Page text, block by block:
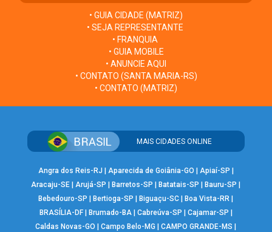
• GUIA CIDADE (MATRIZ)
• SEJA REPRESENTANTE
• FRANQUIA
• GUIA MOBILE
• ANUNCIE AQUI
• CONTATO (SANTA MARIA-RS)
• CONTATO (MATRIZ)
MAIS CIDADES ONLINE
Angra dos Reis-RJ Aparecida de Goiânia-GO Apiaí-SP
Aracaju-SE |Arujá-SP Barretos-SP Batatais-SP Bauru-SP
Bebedouro-SP
Bertioga-SP Biguaçu-SC Boa Vista-RR
BRASÍLIA-DF| Brumado-BA| Cabreúva-SP Cajamar-SP
Caldas Novas-GO
|Campo Belo-MG |CAMPO GRANDE-MS